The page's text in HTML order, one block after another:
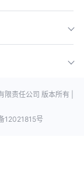
责任公司 版本所有 |
12021815号